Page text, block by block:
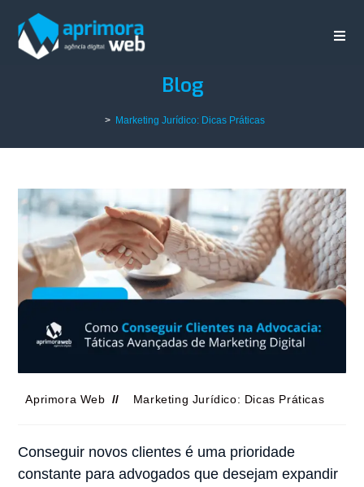
Blog
> Marketing Jurídico: Dicas Práticas
Aprimora Web Marketing Jurídico: Dicas Práticas
Conseguir novos clientes é uma prioridade
constante para advogados que desejam expandir